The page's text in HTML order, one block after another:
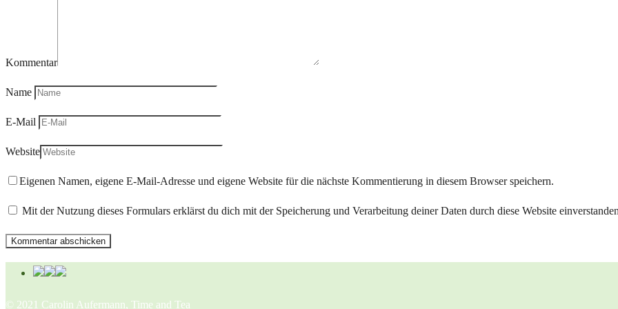
Kommentar
Name
E-Mail
Website
Eigenen Namen, eigene E-Mail-Adresse und eigene Website für die nächste Kommentierung in diesem Browser speichern.
Mit der Nutzung dieses Formulars erklärst du dich mit der Speicherung und Verarbeitung deiner Daten durch diese Website
© 2021 Carolin Aufermann, Time and Tea